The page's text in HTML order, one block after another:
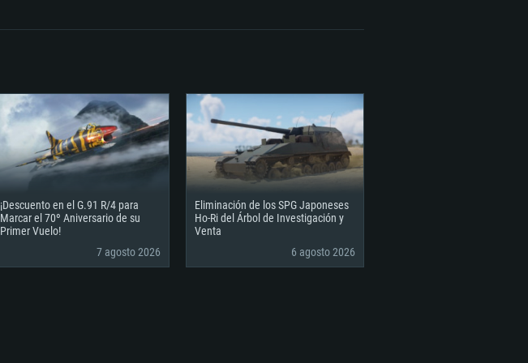
¡Descuento en el G.91 R/4 para
Marcar el 70º Aniversario de su
Primer Vuelo!
7 agosto 2026
Eliminación de los SPG Japoneses
Ho-Ri del Árbol de Investigación y
Venta
6 agosto 2026